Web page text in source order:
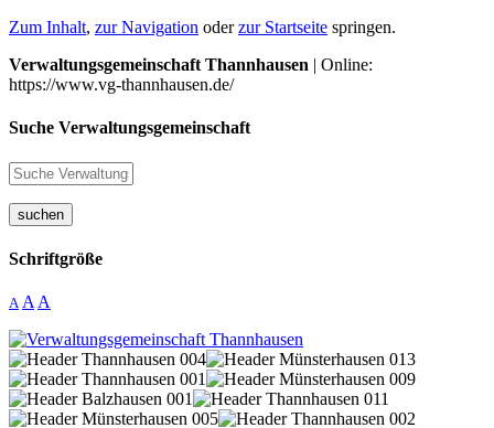
Zum Inhalt, zur Navigation oderzur Startseite springen.
Verwaltungsgemeinschaft Thannhausen | Online:
https://www.vg-thannhausen.de/
Suche Verwaltungsgemeinschaft
suchen
Schriftgröße
A A A